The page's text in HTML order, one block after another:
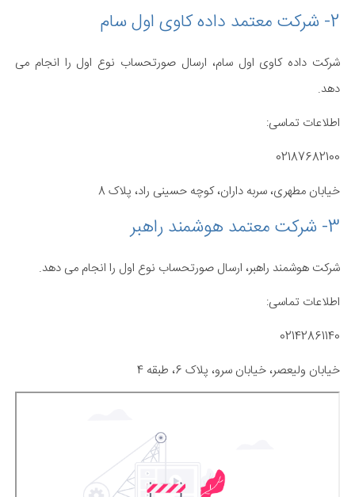
2- شرکت معتمد داده کاوی اول سام
شرکت داده کاوی اول سام، ارسال صورتحساب نوع اول را انجام می
دهد.
اطلاعات تماسی:
02187682100
خیابان مطهری، سربه داران، کوچه حسینی راد، پلاک 8
3- شرکت معتمد هوشمند راهبر
شرکت هوشمند راهبر، ارسال صورتحساب نوع اول را انجام می دهد.
اطلاعات تماسی:
02142861140
خیابان ولیعصر، خیابان سرو، پلاک 6، طبقه 4